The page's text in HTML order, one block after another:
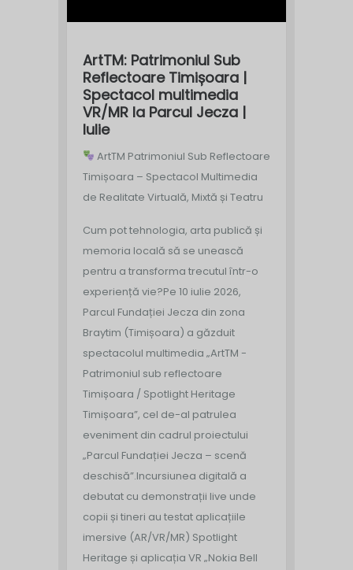
ArtTM: Patrimoniul Sub
Reflectoare Timișoara |
Spectacol multimedia
VR/MR la Parcul Jecza |
Iulie
ArtTM Patrimoniul Sub Reflectoare
Timișoara – Spectacol Multimedia
de Realitate Virtuală, Mixtă și Teatru
Cum pot tehnologia, arta publică și
memoria locală să se unească
pentru a transforma trecutul într-o
experiență vie?Pe 10 iulie 2026,
Parcul Fundației Jecza din zona
Braytim (Timișoara) a găzduit
spectacolul multimedia „ArtTM -
Patrimoniul sub reflectoare
Timișoara / Spotlight Heritage
Timișoara”, cel de-al patrulea
eveniment din cadrul proiectului
„Parcul Fundației Jecza – scenă
deschisă”.Incursiunea digitală a
debutat cu demonstrații live unde
copii și tineri au testat aplicațiile
imersive (AR/VR/MR) Spotlight
Heritage și aplicația VR „Nokia Bell